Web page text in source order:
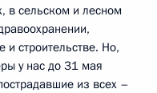
в сельском и лесном
строительстве. Но,
у нас до 31 мая
из всех –